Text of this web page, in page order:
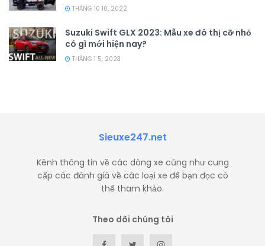
THÁNG 10 10, 2022
Suzuki Swift GLX 2023: Mẫu xe đô thị cỡ nhỏ
có gì mới hiện nay?
THÁNG 1 5, 2023
Sieuxe247.net
Kênh thông tin về các dòng xe cũng như cung
cấp các đánh giá về các loại xe để bạn đọc có
thể tham khảo.
Theo dõi chúng tôi